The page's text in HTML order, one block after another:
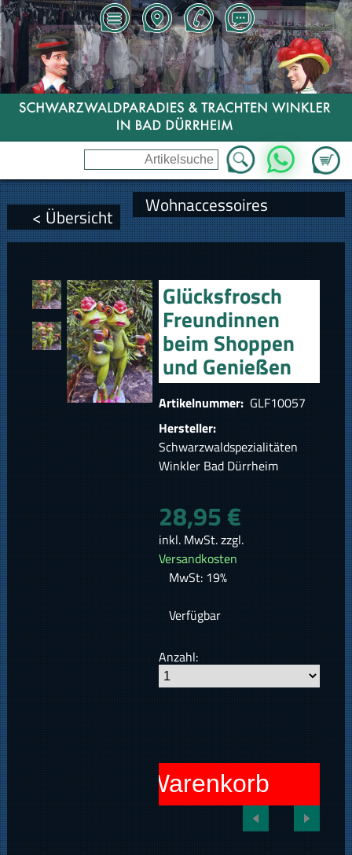
Zum
WhatsApp
< Übersicht Wohnaccessoires
Glücksfrosch
Freundinnen
beim Shoppen
und Genießen
Artikelnummer: GLF10057
Hersteller:
Schwarzwaldspezialitäten
Winkler Bad Dürrheim
28,95 €
inkl. MwSt. zzgl.
Versandkosten
MwSt: 19%
Verfügbar
Anzahl:
In den Warenkorb